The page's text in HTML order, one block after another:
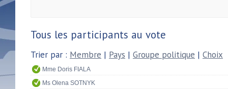
Tous les participants au vote
Trier par : Membre | Pays | Groupe politique | Choix
Mme Doris FIALA
Ms Olena SOTNYK